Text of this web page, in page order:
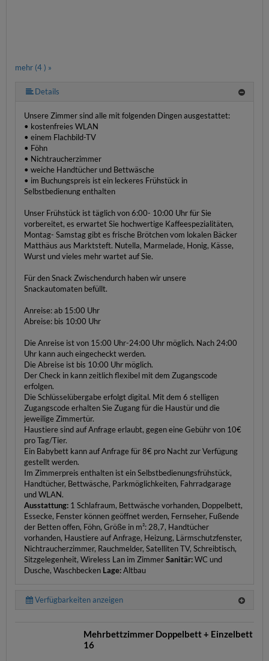
mehr (4 ) »
Details
Unsere Zimmer sind alle mit folgenden Dingen ausgestattet:
• kostenfreies WLAN
• einem Flachbild-TV
• Föhn
• Nichtraucherzimmer
• weiche Handtücher und Bettwäsche
• im Buchungspreis ist ein leckeres Frühstück in
Selbstbedienung enthalten
Unser Frühstück ist täglich von 6:00- 10:00 Uhr für Sie
vorbereitet, es erwartet Sie hochwertige Kaffeespezialitäten,
Montag- Samstag gibt es frische Brötchen vom lokalen Bäcker
Matthäus aus Marktsteft. Nutella, Marmelade, Honig, Kässe,
Wurst und vieles mehr wartet auf Sie.
Für den Snack Zwischendurch haben wir unsere
Snackautomaten befüllt.
Anreise: ab 15:00 Uhr
Abreise: bis 10:00 Uhr
Die Anreise ist von 15:00 Uhr-24:00 Uhr möglich. Nach 24:00
Uhr kann auch eingecheckt werden.
Die Abreise ist bis 10:00 Uhr möglich.
Der Check in kann zeitlich flexibel mit dem Zugangscode
erfolgen.
Die Schlüsselübergabe erfolgt digital. Mit dem 6 stelligen
Zugangscode erhalten Sie Zugang für die Haustür und die
jeweilige Zimmertür.
Haustiere sind auf Anfrage erlaubt, gegen eine Gebühr von 10€
pro Tag/Tier.
Ein Babybett kann auf Anfrage für 8€ pro Nacht zur Verfügung
gestellt werden.
Im Zimmerpreis enthalten ist ein Selbstbedienungsfrühstück,
Handtücher, Bettwäsche, Parkmöglichkeiten, Fahrradgarage
und WLAN.
Ausstattung: 1 Schlafraum, Bettwäsche vorhanden, Doppelbett,
Essecke, Fenster können geöffnet werden, Fernseher, Fußende
der Betten offen, Föhn, Größe in m²: 28,7, Handtücher
vorhanden, Haustiere auf Anfrage, Heizung, Lärmschutzfenster,
Nichtraucherzimmer, Rauchmelder, Satelliten TV, Schreibtisch,
Sitzgelegenheit, Wireless Lan im ZimmerSanitär:WC und
Dusche, Waschbecken Lage:Altbau
Verfügbarkeiten anzeigen
Mehrbettzimmer Doppelbett + Einzelbett
16